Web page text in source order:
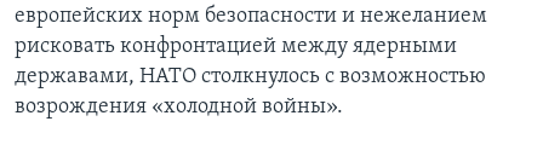
европейских норм безопасности и нежеланием
рисковать конфронтацией между ядерными
державами, НАТО столкнулось с возможностью
возрождения «холодной войны».